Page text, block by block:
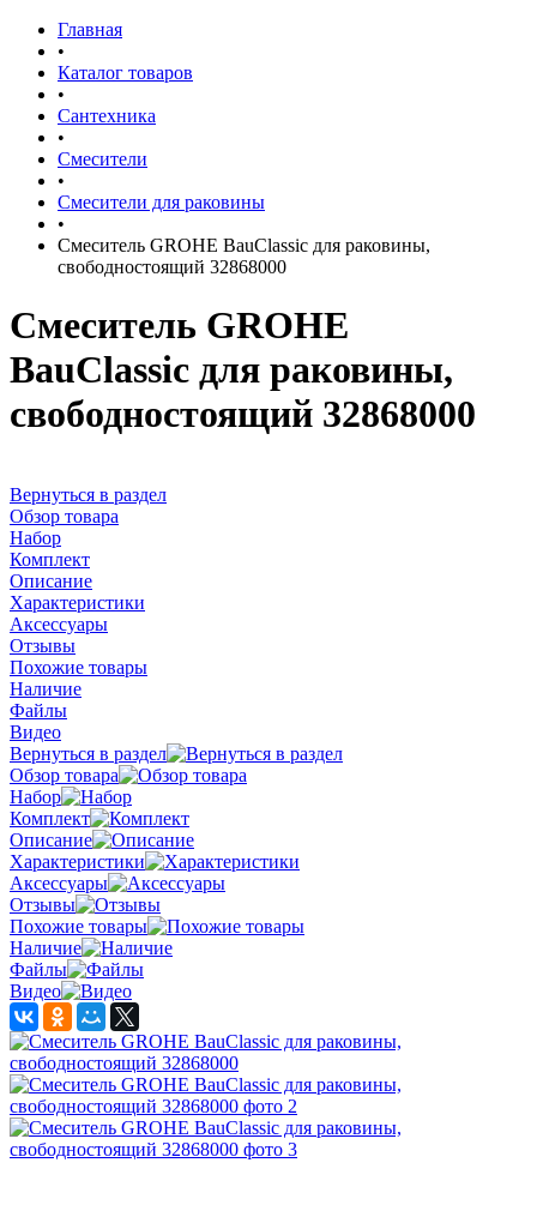
Главная
•
Каталог товаров
•
Сантехника
•
Смесители
•
Смесители для раковины
•
Смеситель GROHE BauClassic для раковины,
свободностоящий 32868000
Смеситель GROHE
BauClassic для раковины,
свободностоящий 32868000
Вернуться в раздел
Обзор товара
Набор
Комплект
Описание
Характеристики
Аксессуары
Отзывы
Похожие товары
Наличие
Файлы
Видео
Вернуться в раздел
Обзор товара
Набор
Комплект
Описание
Характеристики
Аксессуары
Отзывы
Похожие товары
Наличие
Файлы
Видео